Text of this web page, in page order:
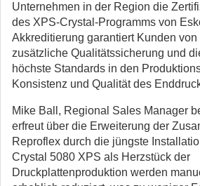
Unternehmen in der Region die
des XPS-Crystal-Programms von
Akkreditierung garantiert Kunden
zusätzliche Qualitätssicherung und
höchste Standards in den
Konsistenz und Qualität des
Mike Ball, Regional Sales Manager
erfreut über die Erweiterung der
Reproflex durch die jüngste
Crystal 5080 XPS als Herzstück der
Druckplattenproduktion werden